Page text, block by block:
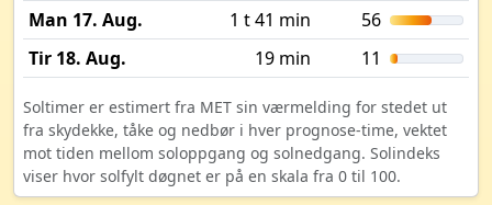
Man 17. Aug.
1 t 41 min
56
Tir 18. Aug.
19 min 11
Soltimer er estimert fra MET sin værmelding for stedet ut
fra skydekke, tåke og nedbør i hver prognose-time, vektet
mot tiden mellom soloppgang og solnedgang. Solindeks
viser hvor solfylt døgnet er på en skala fra 0 til 100.